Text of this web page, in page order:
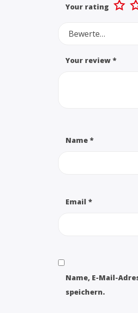
Your rating
Bewerte…
Your review *
Name *
Email *
Name, E-Mail-
speichern.